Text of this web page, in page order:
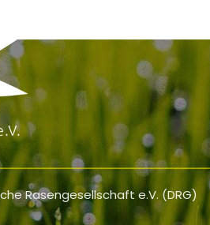
Rasengesellschaft e.V. (DRG)